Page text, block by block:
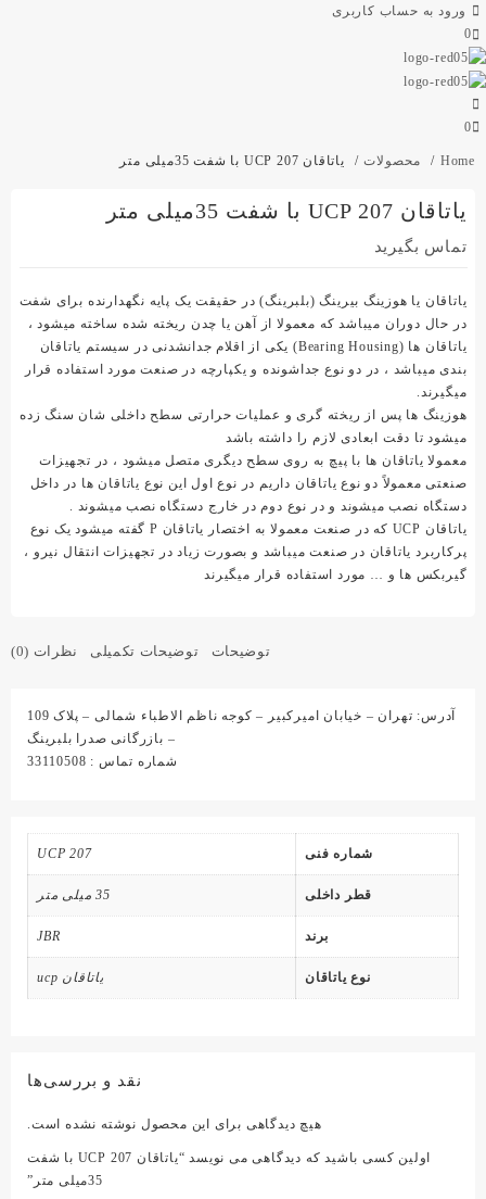
ورود به حساب کاربری
0
0
Home محصولات یاتاقان UCP 207 با شفت 35میلی متر
یاتاقان UCP 207 با شفت 35میلی متر
تماس بگیرید
یاتاقان یا هوزینگ بیرینگ (بلبرینگ) در حقیقت یک پایه نگهدارنده برای شفت
در حال دوران میباشد که معمولا از آهن یا چدن ریخته شده ساخته میشود ،
یاتاقان ها (Bearing Housing) یکی از اقلام جدانشدنی در سیستم یاتاقان
بندی میباشد ، در دو نوع جداشونده و یکپارچه در صنعت مورد استفاده قرار
میگیرند.
هوزینگ ها پس از ریخته گری و عملیات حرارتی سطح داخلی شان سنگ زده
میشود تا دقت ابعادی لازم را داشته باشد
معمولا یاتاقان ها با پیچ به روی سطح دیگری متصل میشود ، در تجهیزات
صنعتی معمولاً دو نوع یاتاقان داریم در نوع اول این نوع یاتاقان ها در داخل
دستگاه نصب میشوند و در نوع دوم در خارج دستگاه نصب میشوند .
یاتاقان UCP که در صنعت معمولا به اختصار یاتاقان P گفته میشود یک نوع
پرکاربرد یاتاقان در صنعت میباشد و بصورت زیاد در تجهیزات انتقال نیرو ،
گیربکس ها و … مورد استفاده قرار میگیرند
توضیحات توضیحات تکمیلی نظرات (0)
آدرس: تهران – خیابان امیرکبیر – کوجه ناظم الاطباء شمالی – پلاک 109
– بازرگانی صدرا بلبرینگ
شماره تماس : 33110508
شماره فنی UCP 207
قطر داخلی 35 میلی متر
برند JBR
نوع یاتاقان یاتاقان ucp
نقد و بررسی‌ها
هیچ دیدگاهی برای این محصول نوشته نشده است.
اولین کسی باشید که دیدگاهی می نویسد “یاتاقان UCP 207 با شفت
35میلی متر”